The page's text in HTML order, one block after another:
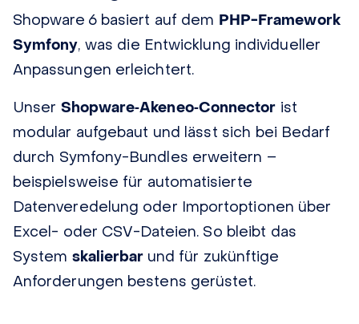
Shopware 6 basiert auf dem PHP-Framework
Symfony, was die Entwicklung individueller
Anpassungen erleichtert.
Unser Shopware‑Akeneo‑Connector ist
modular aufgebaut und lässt sich bei Bedarf
durch Symfony-Bundles erweitern –
beispielsweise für automatisierte
Datenveredelung oder Importoptionen über
Excel- oder CSV-Dateien. So bleibt das
System skalierbar und für zukünftige
Anforderungen bestens gerüstet.